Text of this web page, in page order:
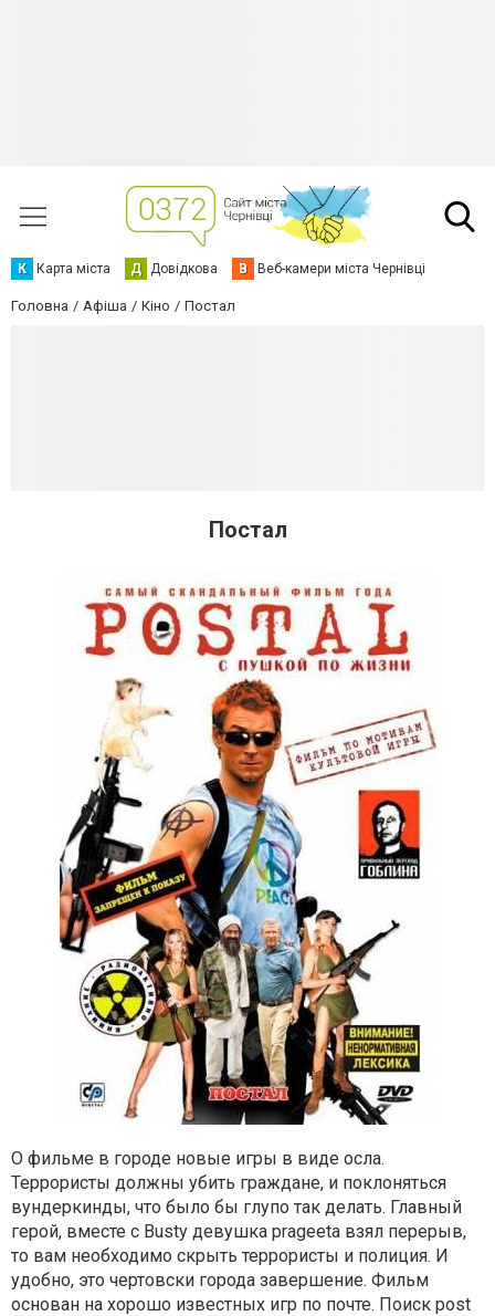
К Карта міста Д Довідкова В Веб-камери міста Чернівці
Головна Афіша Кіно Постал
Постал
О фильме в городе новые игры в виде осла.
Террористы должны убить граждане, и поклоняться
вундеркинды, что было бы глупо так делать. Главный
герой, вместе с Busty девушка prageeta взял перерыв,
то вам необходимо скрыть террористы и полиция. И
удобно, это чертовски города завершение. Фильм
основан на хорошо известных игр по почте. Поиск post